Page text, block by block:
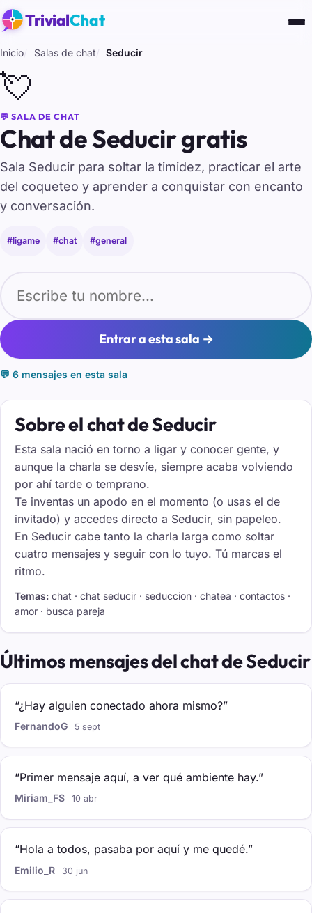
TrivialChat
Inicio Salas de chat Seducir
💘
💬 SALA DE CHAT
Chat de Seducir gratis
Sala Seducir para soltar la timidez, practicar el arte
del coqueteo y aprender a conquistar con encanto
y conversación.
#ligame #chat #general
Entrar a esta sala →
💬 6 mensajes en esta sala
Sobre el chat de Seducir
Esta sala nació en torno a ligar y conocer gente, y
aunque la charla se desvíe, siempre acaba volviendo
por ahí tarde o temprano.
Te inventas un apodo en el momento (o usas el de
invitado) y accedes directo a Seducir, sin papeleo.
En Seducir cabe tanto la charla larga como soltar
cuatro mensajes y seguir con lo tuyo. Tú marcas el
ritmo.
Temas: chat · chat seducir · seduccion · chatea · contactos ·
amor · busca pareja
Últimos mensajes del chat de Seducir
“¿Hay alguien conectado ahora mismo?”
FernandoG 5 sept
“Primer mensaje aquí, a ver qué ambiente hay.”
Miriam_FS 10 abr
“Hola a todos, pasaba por aquí y me quedé.”
Emilio_R 30 jun